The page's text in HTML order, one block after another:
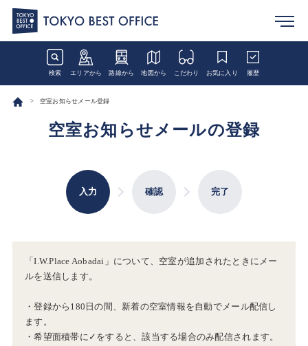
検索 エリアから 路線から 地図から こだわり お気に入り 履歴
空室お知らせメール登録
空室お知らせメールの登録
入力 確認 完了
「I.W.Place Aobadai」について、空室が追加されたときにメー
ルを送信します。
・登録から180日の間、新着の空室情報を自動でメール配信し
ます。
・希望面積帯に✓をすると、該当する場合のみ配信されます。